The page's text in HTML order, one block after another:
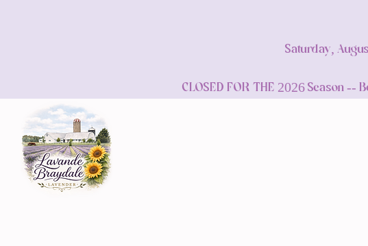
Saturday,
CLOSED FOR THE 2026 Season --